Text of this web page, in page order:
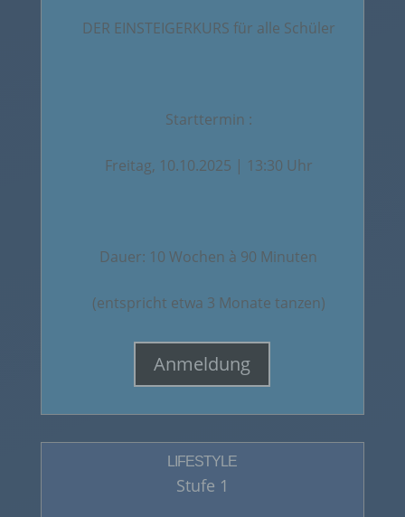
DER EINSTEIGERKURS für alle Schüler
Starttermin :
Freitag, 10.10.2025 | 13:30 Uhr
Dauer: 10 Wochen à 90 Minuten
(entspricht etwa 3 Monate tanzen)
Anmeldung
LIFESTYLE
Stufe 1